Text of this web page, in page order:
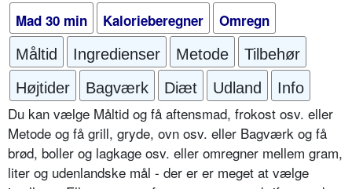
Mad 30 min
Kalorieberegner Omregn
Måltid Ingredienser Metode
Tilbehør
Højtider
Bagværk Diæt Udland Info
Du kan vælge Måltid og få aftensmad, frokost osv. eller
Metode og få grill, gryde, ovn osv. eller Bagværk og få
brød, boller og lagkage osv. eller omregner mellem gram,
liter og udenlandske mål - der er er meget at vælge